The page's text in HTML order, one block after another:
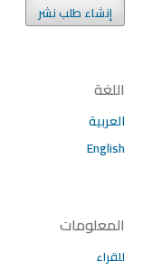
إنشاء طلب نشر
اللغة
العربية
English
المعلومات
للقراء